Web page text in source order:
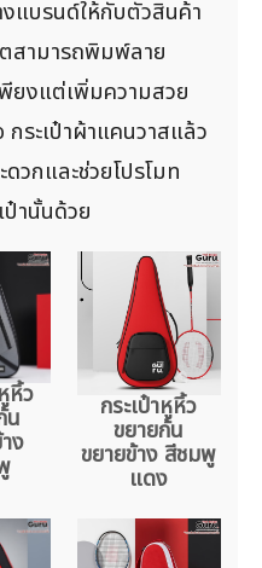
แบรนด์ให้กับตัวสินค้า
สามารถพิมพ์ลาย
ยงแต่เพิ่มความสวย
ระเป๋าผ้าแคนวาสแล้ว
วกและช่วยโปรโมท
ป๋านั้นด้วย
หิ้ว
น
ง
กระเป๋าหูหิ้ว
ขยายก้น
ขยายข้าง สีชมพู
แดง